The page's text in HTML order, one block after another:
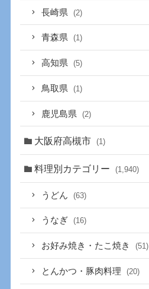
長崎県 (2)
青森県 (1)
高知県 (5)
鳥取県 (1)
鹿児島県 (2)
大阪府高槻市 (1)
料理別カテゴリー (1,940)
うどん (63)
うなぎ (16)
お好み焼き・たこ焼き (51)
とんかつ・豚肉料理 (20)